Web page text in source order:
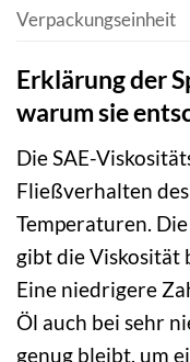
Verpackungseinheit
Erklärung der
warum sie
Die SAE-
Fließverhalten
Temperaturen.
gibt die Viskosität
Eine niedrigere
Öl auch bei sehr
genug bleibt, um